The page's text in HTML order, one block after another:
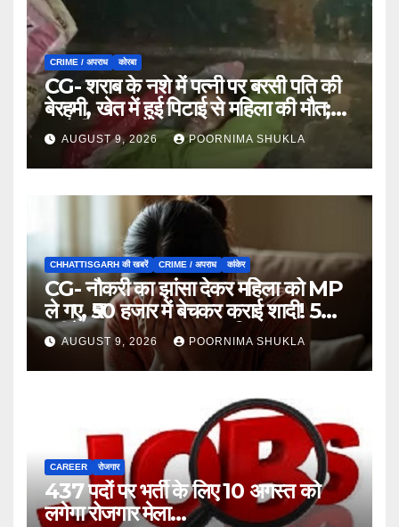
CRIME / अपराध कोरबा
CG- शराब के नशे में पत्नी पर बरसी पति की
बेरहमी, खेत में हुई पिटाई से महिला की मौत;
आरोपी फरार…
AUGUST 9, 2026 POORNIMA SHUKLA
CHHATTISGARH की खबरें CRIME / अपराध कांकेर
CG- नौकरी का झांसा देकर महिला को MP
ले गए, ₹50 हजार में बेचकर कराई शादी! 5
महीने बाद खुला पूरा राज, 3 गिरफ्तार…
AUGUST 9, 2026 POORNIMA SHUKLA
CAREER रोजगार
437 पदों पर भर्ती के लिए 10 अगस्त को
लगेगा रोजगार मेला…